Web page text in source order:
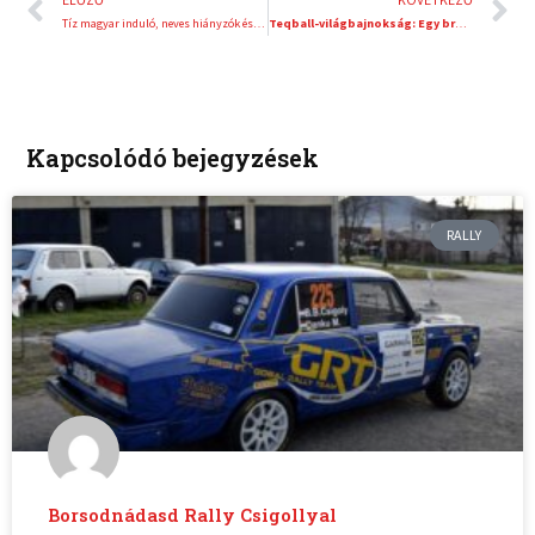
Tíz magyar induló, neves hiányzók és érmes remény az U23-as triatlon vb-sorozatban Teqball-világbajnokság: Egy bronz, két döntős eddig…
Kapcsolódó bejegyzések
RALLY
Borsodnádasd Rally Csigollyal